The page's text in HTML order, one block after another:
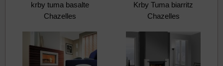
krby tuma basalte
Chazelles
Krby Tuma biarritz
Chazelles